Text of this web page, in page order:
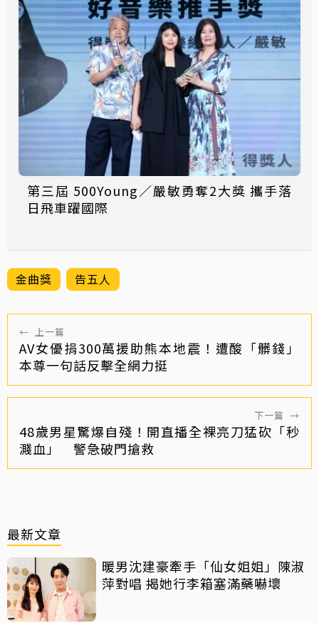
第三屆 500Young／嚴敏勇奪2大獎 攜手落
日飛車躍國際
金曲獎 告五人
← 上一篇
AV女優捐300萬援助熊本地震！遭酸「髒錢」
本尊一句話反擊全網力挺
下一篇 →
48歲男星驚爆自殘！開直播全裸亮刀猛砍「秒
濺血」 警急破門搶救
最新文章
暖男沈建豪牽手「仙女姐姐」陳淑
萍對唱 揭她行李箱塞滿藥嚇壞